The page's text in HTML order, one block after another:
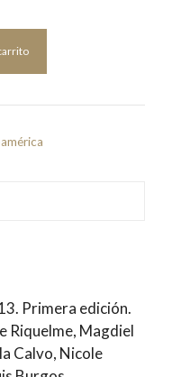
Primera edición.
Riquelme, Magdiel
Calvo, Nicole